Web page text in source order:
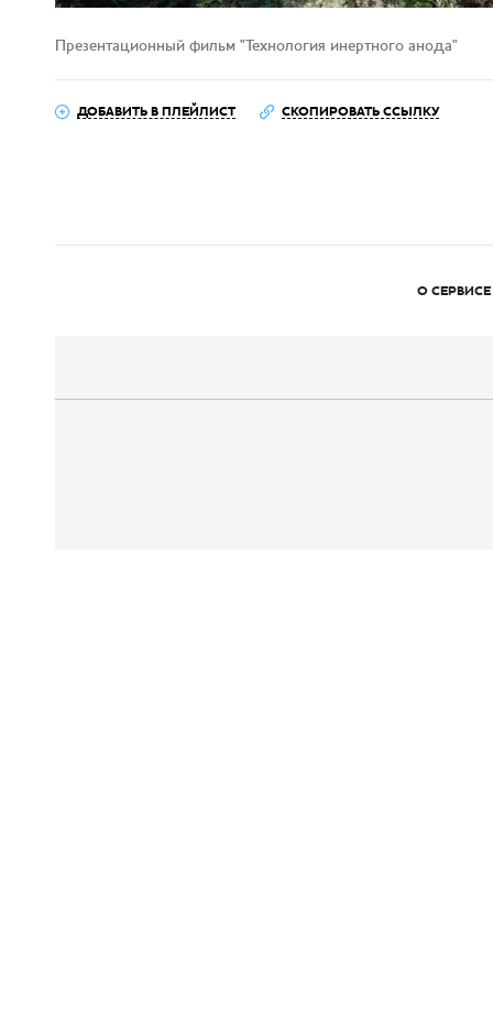
Презентационный фильм "Технология инертного анода"
ДОБАВИТЬ В ПЛЕЙЛИСТ СКОПИРОВАТЬ ССЫЛКУ
О СЕРВИСЕ